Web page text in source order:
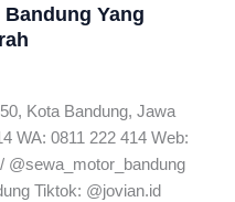
Yang
Kota Bandung, Jawa
WA: 0811 222 414 Web:
@sewa_motor_bandung
Tiktok: @jovian.id